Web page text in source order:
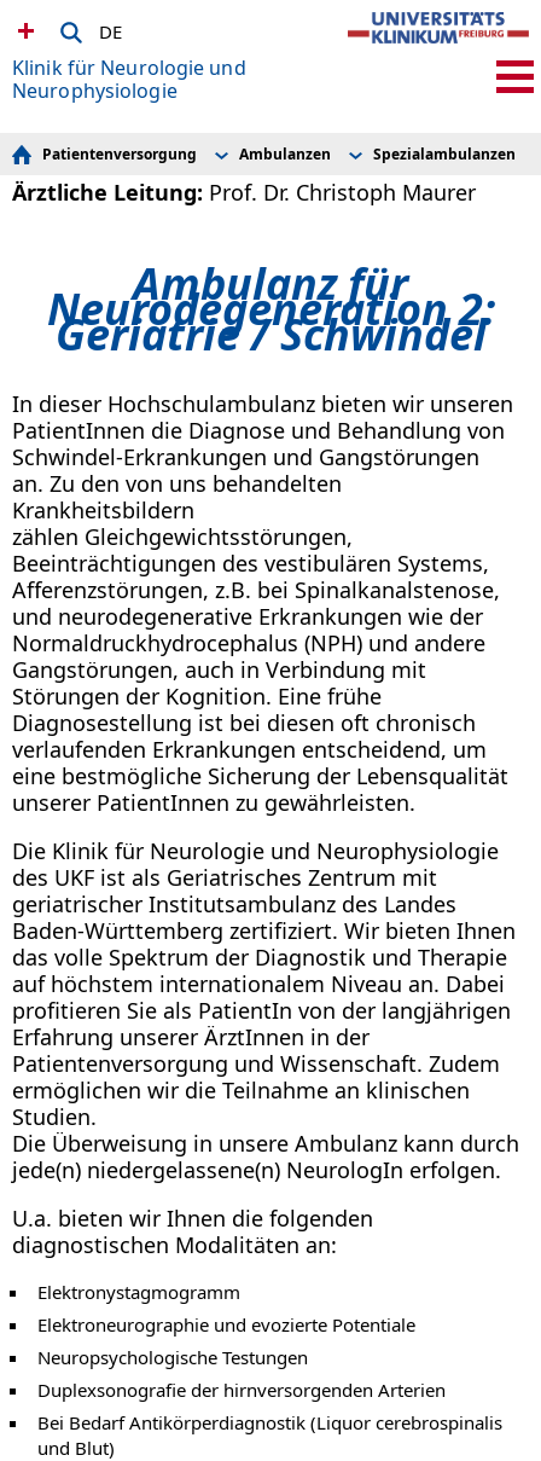
DE
Klinik für Neurologie und
Neurophysiologie
Patientenversorgung
Ambulanzen
Ambulanzen
Privatsprechstunden
iABS
Interdisziplinäre Sprechstunde
Spezialambulanzen
Spezialambulanzen
Neurodegeneration 1
Erkrankungen
Neuroimmunologie 2
Neuromuskuläre
Ärztliche Leitung: Prof. Dr. Christoph Maurer
Ambulanz für
Neurodegeneration 2:
Geriatrie / Schwindel
In dieser Hochschulambulanz bieten wir unseren
PatientInnen die Diagnose und Behandlung von
Schwindel-Erkrankungen und Gangstörungen
an. Zu den von uns behandelten
Krankheitsbildern
zählen Gleichgewichtsstörungen,
Beeinträchtigungen des vestibulären Systems,
Afferenzstörungen, z.B. bei Spinalkanalstenose,
und neurodegenerative Erkrankungen wie der
Normaldruckhydrocephalus (NPH) und andere
Gangstörungen, auch in Verbindung mit
Störungen der Kognition. Eine frühe
Diagnosestellung ist bei diesen oft chronisch
verlaufenden Erkrankungen entscheidend, um
eine bestmögliche Sicherung der Lebensqualität
unserer PatientInnen zu gewährleisten.
Die Klinik für Neurologie und Neurophysiologie
des UKF ist als Geriatrisches Zentrum mit
geriatrischer Institutsambulanz des Landes
Baden-Württemberg zertifiziert. Wir bieten Ihnen
das volle Spektrum der Diagnostik und Therapie
auf höchstem internationalem Niveau an. Dabei
profitieren Sie als PatientIn von der langjährigen
Erfahrung unserer ÄrztInnen in der
Patientenversorgung und Wissenschaft. Zudem
ermöglichen wir die Teilnahme an klinischen
Studien.
Die Überweisung in unsere Ambulanz kann durch
jede(n) niedergelassene(n) NeurologIn erfolgen.
U.a. bieten wir Ihnen die folgenden
diagnostischen Modalitäten an:
Elektronystagmogramm
Elektroneurographie und evozierte Potentiale
Neuropsychologische Testungen
Duplexsonografie der hirnversorgenden Arterien
Bei Bedarf Antikörperdiagnostik (Liquor cerebrospinalis
und Blut)